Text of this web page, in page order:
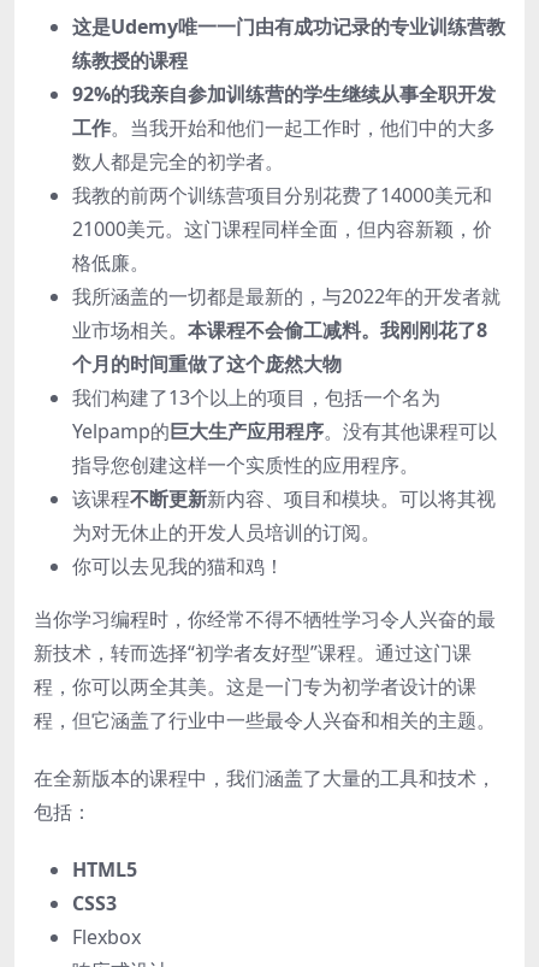
这是Udemy唯一一门由有成功记录的专业训练营教
练教授的课程
92%的我亲自参加训练营的学生继续从事全职开发
工作。当我开始和他们一起工作时，他们中的大多
数人都是完全的初学者。
我教的前两个训练营项目分别花费了14000美元和
21000美元。这门课程同样全面，但内容新颖，价
格低廉。
我所涵盖的一切都是最新的，与2022年的开发者就
业市场相关。 本课程不会偷工减料。我刚刚花了8
个月的时间重做了这个庞然大物
我们构建了13个以上的项目，包括一个名为
Yelpamp的巨大生产应用程序。没有其他课程可以
指导您创建这样一个实质性的应用程序。
该课程不断更新新内容、项目和模块。可以将其视
为对无休止的开发人员培训的订阅。
你可以去见我的猫和鸡！
当你学习编程时，你经常不得不牺牲学习令人兴奋的最
新技术，转而选择“初学者友好型”课程。通过这门课
程，你可以两全其美。这是一门专为初学者设计的课
程，但它涵盖了行业中一些最令人兴奋和相关的主题。
在全新版本的课程中，我们涵盖了大量的工具和技术，
包括：
HTML5
CSS3
Flexbox